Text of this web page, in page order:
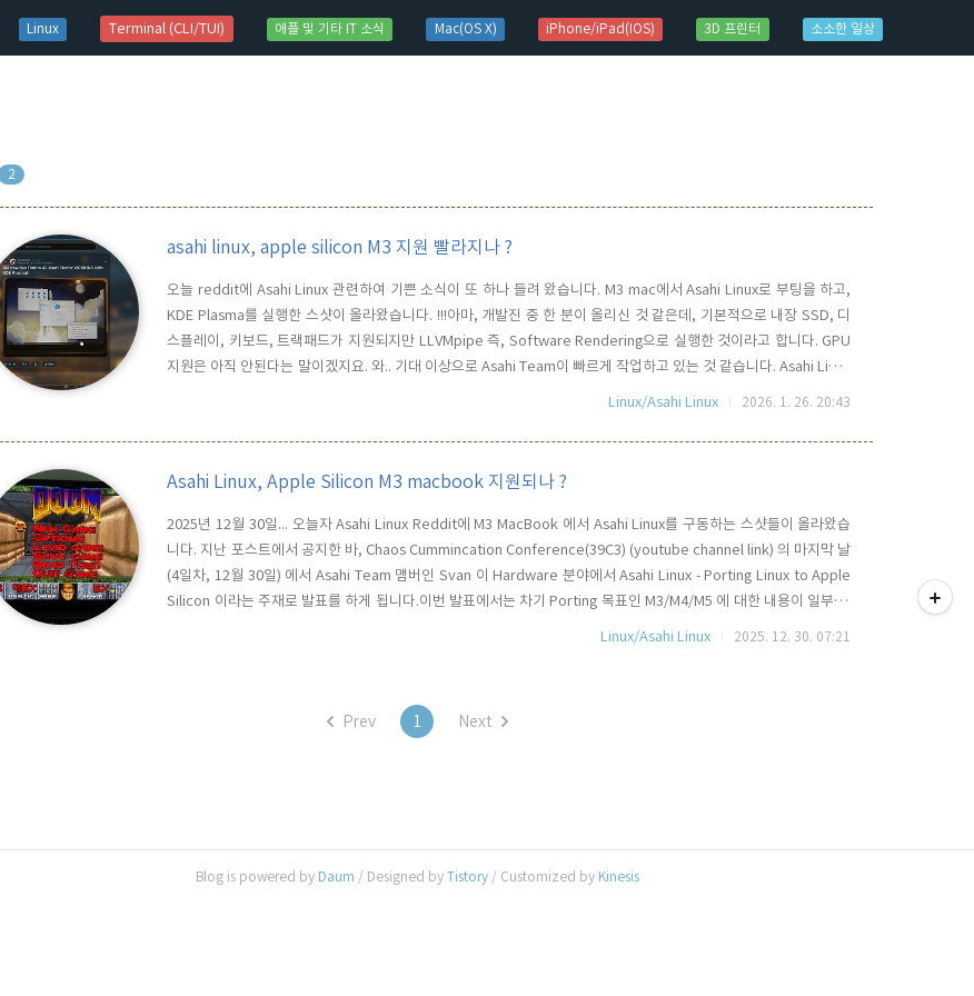
Linux Terminal (CLI/TUI) 애플 및 기타 IT 소식 Mac(OS X) iPhone/iPad(IOS) 3D 프린터 소소한 일상
2
asahi linux, apple silicon M3 지원 빨라지나 ?
오늘 reddit에 Asahi Linux 관련하여 기쁜 소식이 또 하나 들려 왔습니다. M3 mac에서 Asahi Linux로 부팅을 하고,
KDE Plasma를 실행한 스샷이 올라왔습니다. !!!아마, 개발진 중 한 분이 올리신 것 같은데, 기본적으로 내장 SSD, 디
스플레이, 키보드, 트랙패드가 지원되지만 LLVMpipe 즉, Software Rendering으로 실행한 것이라고 합니다. GPU
지원은 아직 안된다는 말이겠지요. 와.. 기대 이상으로 Asahi Team이 빠르게 작업하고 있는 것 같습니다. Asahi Linux
공식 Kernel Github에 가 보면, 6.18.x , 6.19.x 그리고 6.20.x 까지 단계를 나눠 진행을 하고 있는 것으로 보이며,
Linux/Asahi Linux 2026. 1. 26. 20:43
Asahi Linux, Apple Silicon M3 macbook 지원되나 ?
2025년 12월 30일... 오늘자 Asahi Linux Reddit에 M3 MacBook 에서 Asahi Linux를 구동하는 스샷들이 올라왔습
니다. 지난 포스트에서 공지한 바, Chaos Cummincation Conference(39C3) (youtube channel link) 의 마지막 날
(4일차, 12월 30일) 에서 Asahi Team 맴버인 Svan 이 Hardware 분야에서 Asahi Linux - Porting Linux to Apple
Silicon 이라는 주재로 발표를 하게 됩니다.이번 발표에서는 차기 Porting 목표인 M3/M4/M5 에 대한 내용이 일부 발
표가 될 예정인데요.. 이 발표에 사용될 내용이 일부 공개 된 것입니다. 지난 몇 주 동안 M3 및 M3 Pro 하드웨..
Linux/Asahi Linux 2025. 12. 30. 07:21
Prev 1 Next
Blog is powered by Daum / Designed by Tistory/ Customized by Kinesis
티스토리툴바